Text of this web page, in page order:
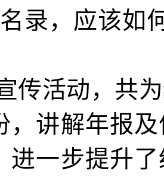
录，应该如
活动，共为
，讲解年报
进一步提升